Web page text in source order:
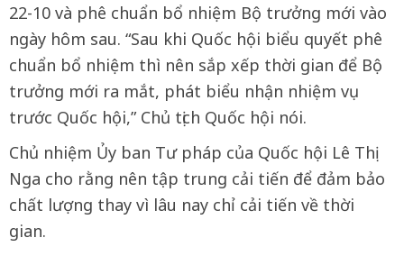
22-10 và phê chuẩn bổ nhiệm Bộ trưởng mới vào
ngày hôm sau. “Sau khi Quốc hội biểu quyết phê
chuẩn bổ nhiệm thì nên sắp xếp thời gian để Bộ
trưởng mới ra mắt, phát biểu nhận nhiệm vụ
trước Quốc hội,” Chủ tịch Quốc hội nói.
Chủ nhiệm Ủy ban Tư pháp của Quốc hội Lê Thị
Nga cho rằng nên tập trung cải tiến để đảm bảo
chất lượng thay vì lâu nay chỉ cải tiến về thời
gian.